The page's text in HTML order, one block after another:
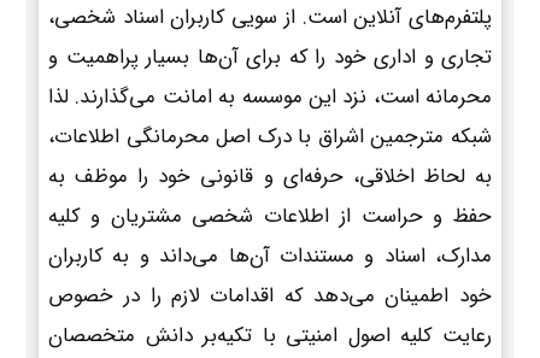
پلتفرم‌های آنلاین است. از سویی کاربران اسناد شخصی،
تجاری و اداری خود را که برای آن‌ها بسیار پراهمیت و
محرمانه است، نزد این موسسه به امانت می‌گذارند. لذا
شبکه مترجمین اشراق با درک اصل محرمانگی اطلاعات،
به لحاظ اخلاقی، حرفه‌ای و قانونی خود را موظف به
حفظ و حراست از اطلاعات شخصی مشتریان و کلیه
مدارک، اسناد و مستندات آن‌ها می‌داند و به کاربران
خود اطمینان می‌دهد که اقدامات لازم را در خصوص
رعایت کلیه اصول امنیتی با تکیه‌بر دانش متخصصان